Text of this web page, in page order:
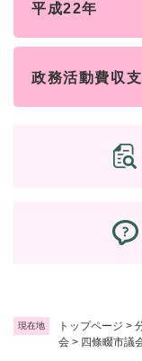
現在地 トップページ >
会 > 四條畷市議
平成22年
政務活動費収